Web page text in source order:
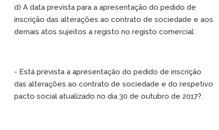
d) A data prevista para a apresentação do pedido de
inscrição das alterações ao contrato de sociedade e aos
demais atos sujeitos a registo no registo comercial:
- Está prevista a apresentação do pedido de inscrição
das alterações ao contrato de sociedade e do respetivo
pacto social atualizado no dia 30 de outubro de 2017?.